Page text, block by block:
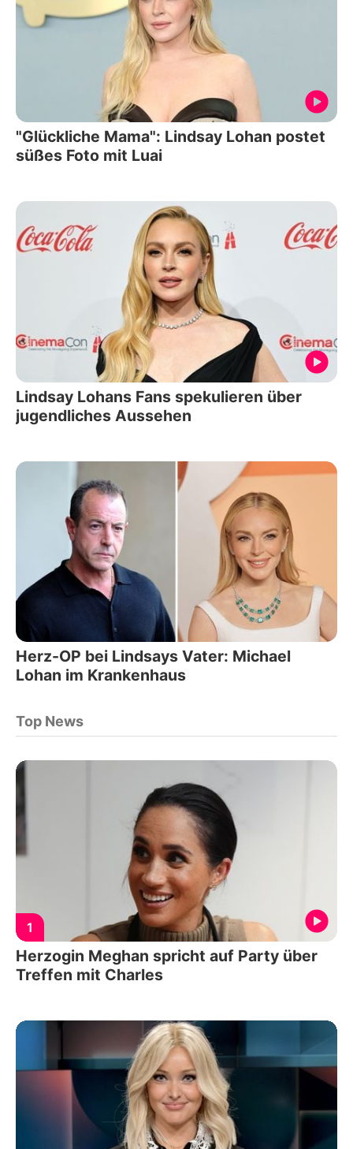
"Glückliche Mama": Lindsay Lohan postet
süßes Foto mit Luai
Lindsay Lohans Fans spekulieren über
jugendliches Aussehen
Herz-OP bei Lindsays Vater: Michael
Lohan im Krankenhaus
Top News
1
Herzogin Meghan spricht auf Party über
Treffen mit Charles